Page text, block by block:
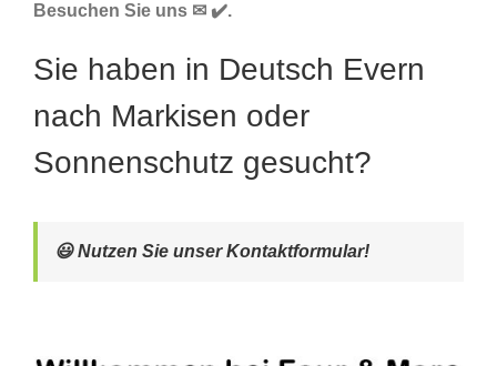
Besuchen Sie uns ✉ ✔️.
Sie haben in Deutsch Evern
nach Markisen oder
Sonnenschutz gesucht?
😃 Nutzen Sie unser Kontaktformular!